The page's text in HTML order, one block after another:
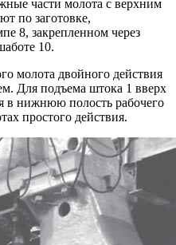
части молота с верхним
по заготовке,
8, закрепленном через
10.
молота двойного действия
Для подъема штока 1 вверх
в нижнюю полость рабочего
простого действия.